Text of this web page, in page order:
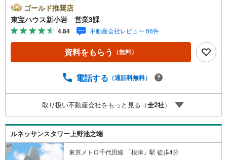
見学OK■営業時間内（9:00～20:00）はお電話でのご連絡が
スムーズです。ご自宅への送迎・最寄駅でのお待ち合わせ
等、お気軽にご相談ください。 選ばれる3つの「圧倒的メ
リット」 （1）【業界最低水準の提携住宅ローン】「他社
で断られた」「借入がある」方も独自審査で多数承認！優
遇金利と各種手数料0円でお得に。（2）【未来カレンダー
ュレーション。「月々いくらなら安心か」をプロが明確に
はありません。専属FPがお引渡し後も一生涯お守りしま
す。 Yahoo！不動産キャンペーン対象店舗 当店でのご成約
でPayPayボーナスがもらえるキャンペーン対象です！※必
ずYahoo！ JAPAN IDでログインの上お問い合わせくださ
い。
ゴールド推奨店
東宝ハウス新小岩 営業3課
4.84 不動産会社レビュー 66件
資料をもらう （無料）
電話する （通話料無料）
取り扱い不動産会社をもっと見る（全2社）
ルネッサンスタワー上野池之端
東京メトロ千代田線 「根津」駅 徒歩4分